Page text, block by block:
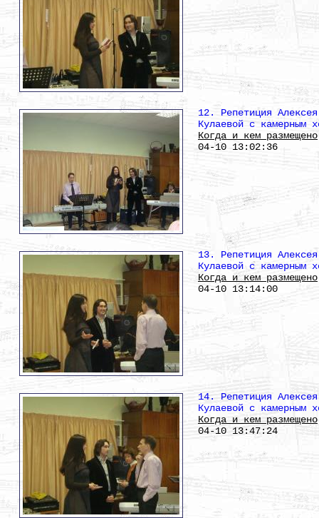
12. Репетиция
Кулаевой с камерным
Когда и кем размещено
04-10 13:02:36
13. Репетиция
Кулаевой с камерным
Когда и кем размещено
04-10 13:14:00
14. Репетиция
Кулаевой с камерным
Когда и кем размещено
04-10 13:47:24